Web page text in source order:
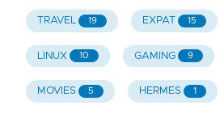
TRAVEL 19 EXPAT 15
LINUX 10 GAMING 9
MOVIES 5 HERMES 1